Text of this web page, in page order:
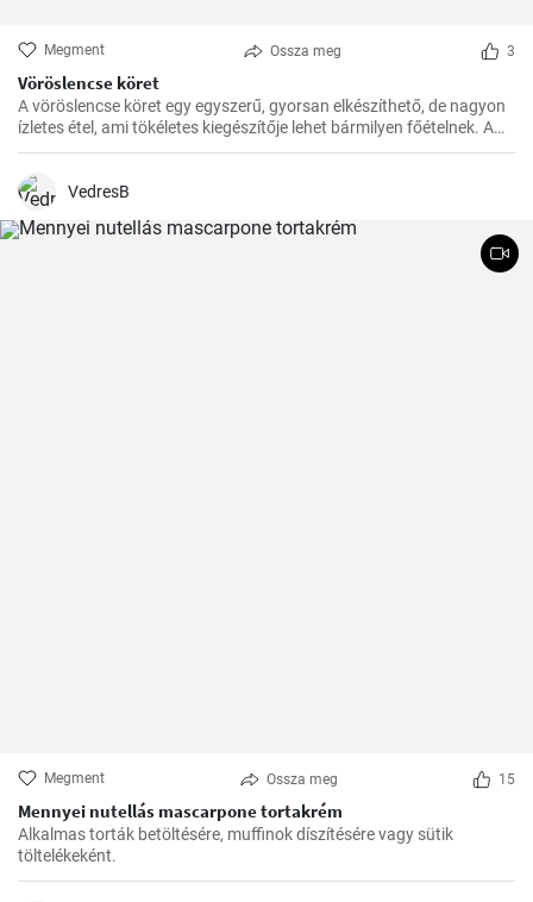
Megment Ossza meg 3
Vöröslencse köret
A vöröslencse köret egy egyszerű, gyorsan elkészíthető, de nagyon
ízletes étel, ami tökéletes kiegészítője lehet bármilyen főételnek. A
lencse nagyon egészséges, remek fehérje- és rostforrás, így jól illik a
VedresB
Megment Ossza meg 15
Mennyei nutellás mascarpone tortakrém
Alkalmas torták betöltésére, muffinok díszítésére vagy sütik
töltelékeként.